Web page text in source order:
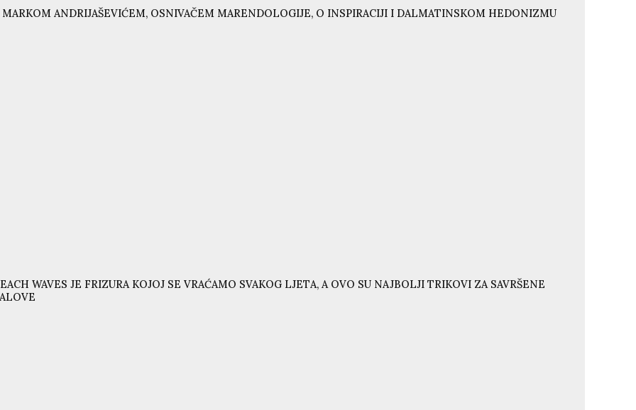
MARKOM ANDRIJAŠEVIĆEM, OSNIVAČEM MARENDOLOGIJE, O INSPIRACIJI I DALMATINSKOM HEDONIZMU
WAVES JE FRIZURA KOJOJ SE VRAĆAMO SVAKOG LJETA, A OVO SU NAJBOLJI TRIKOVI ZA SAVRŠENE